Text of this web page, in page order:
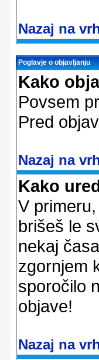
Nazaj na
Poglavje o objavljanju
Kako
Povsem
Pred
Nazaj na
Kako
V
brišeš le
nekaj
zgornjem
sporočilo
objave!
Nazaj na